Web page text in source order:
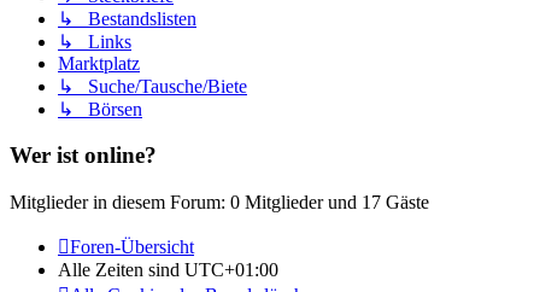
↳ Bestandslisten
↳ Links
Marktplatz
↳ Suche/Tausche/Biete
↳ Börsen
Wer ist online?
Mitglieder in diesem Forum: 0 Mitglieder und 17 Gäste
Foren-Übersicht
Alle Zeiten sind UTC+01:00